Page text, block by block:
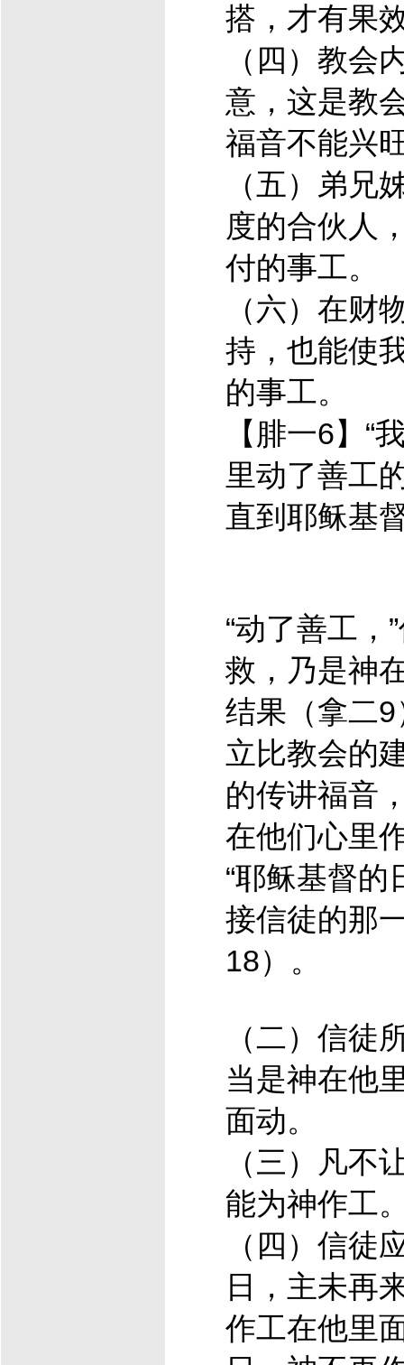
搭，才有果
（四）教会
意，这是教
福音不能兴
（五）弟兄
度的合伙人
付的事工。
（六）在财
持，也能使
的事工。
【腓一6】“
里动了善工
直到耶稣基
“动了善工，
救，乃是神
结果（拿二
立比教会的
的传讲福音
在他们心里
“耶稣基督的
接信徒的那
18）。
（二）信徒
当是神在他
面动。
（三）凡不
能为神作工
（四）信徒
日，主未再
作工在他里